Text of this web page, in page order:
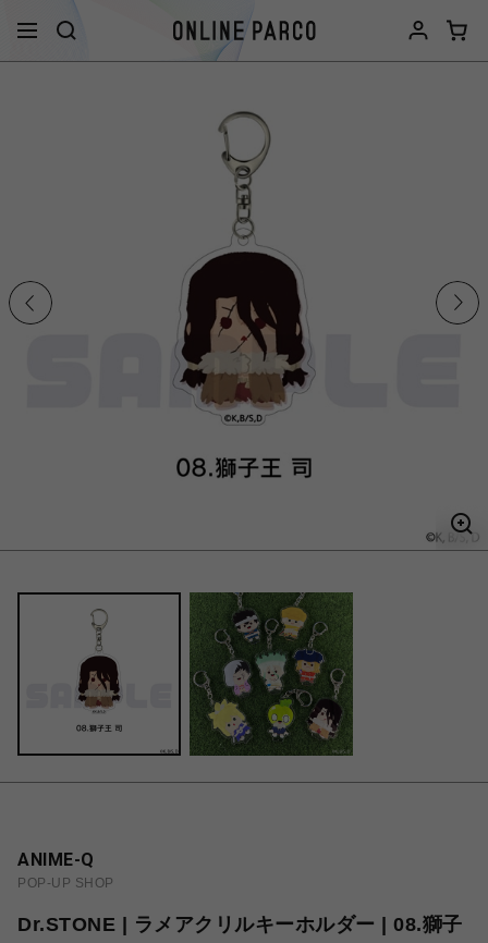
ANIME-Q
POP-UP SHOP
Dr.STONE | ラメアクリルキーホルダー | 08.獅子